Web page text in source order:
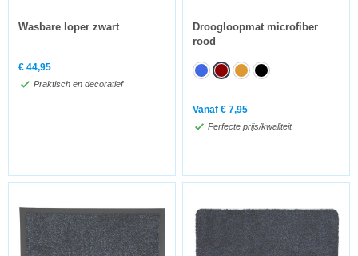
Wasbare loper zwart
€ 44,95
Praktisch en decoratief
Droogloopmat microfiber
rood
Vanaf € 7,95
Perfecte prijs/kwaliteit